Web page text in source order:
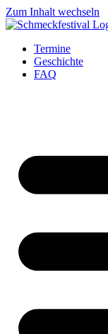
Zum Inhalt wechseln
Termine
Geschichte
FAQ